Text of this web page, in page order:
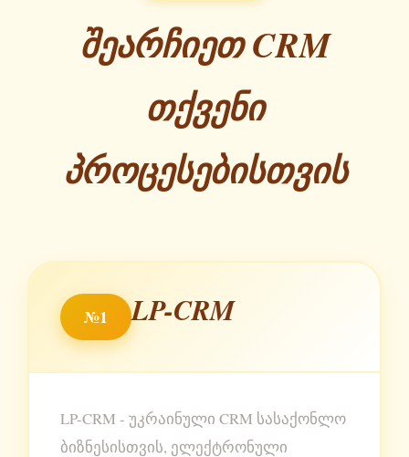
შეარჩიეთ CRM
თქვენი
პროცესებისთვის
№1 LP-CRM
LP-CRM - უკრაინული CRM სასაქონლო
ბიზნესისთვის, ელექტრონული